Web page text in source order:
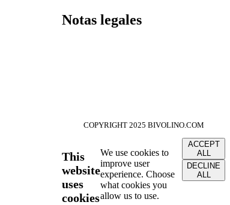
Notas legales
COPYRIGHT 2025 BIVOLINO.COM
This
website
uses
cookies
We use cookies to
improve user
experience. Choose
what cookies you
allow us to use.
ACCEPT
ALL
DECLINE
ALL